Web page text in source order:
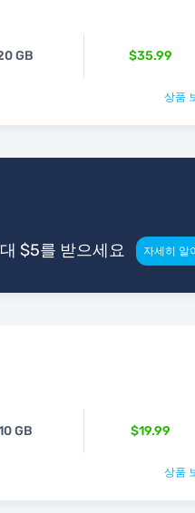
GB $35.99
상품
$5를 받으세요 자세히 알
GB $19.99
상품